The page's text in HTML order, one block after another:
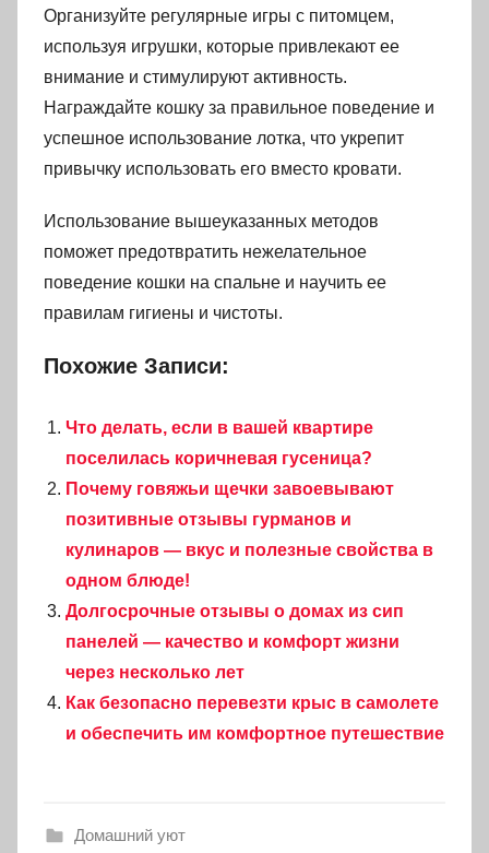
Организуйте регулярные игры с питомцем,
используя игрушки, которые привлекают ее
внимание и стимулируют активность.
Награждайте кошку за правильное поведение и
успешное использование лотка, что укрепит
привычку использовать его вместо кровати.
Использование вышеуказанных методов
поможет предотвратить нежелательное
поведение кошки на спальне и научить ее
правилам гигиены и чистоты.
Похожие Записи:
Что делать, если в вашей квартире
поселилась коричневая гусеница?
Почему говяжьи щечки завоевывают
позитивные отзывы гурманов и
кулинаров — вкус и полезные свойства в
одном блюде!
Долгосрочные отзывы о домах из сип
панелей — качество и комфорт жизни
через несколько лет
Как безопасно перевезти крыс в самолете
и обеспечить им комфортное путешествие
Домашний уют